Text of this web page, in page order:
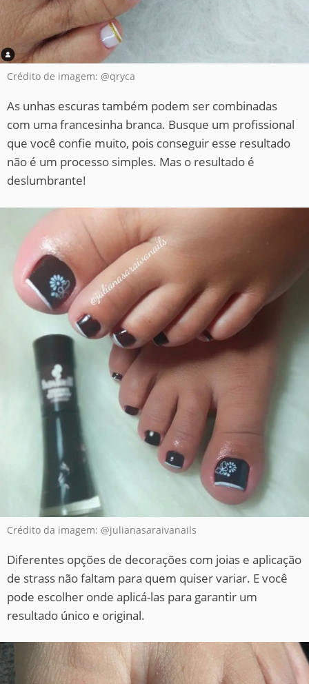
Crédito de imagem: @qryca
As unhas escuras também podem ser combinadas
com uma francesinha branca. Busque um profissional
que você confie muito, pois conseguir esse resultado
não é um processo simples. Mas o resultado é
deslumbrante!
Crédito da imagem: @julianasaraivanails
Diferentes opções de decorações com joias e aplicação
de strass não faltam para quem quiser variar. E você
pode escolher onde aplicá-las para garantir um
resultado único e original.